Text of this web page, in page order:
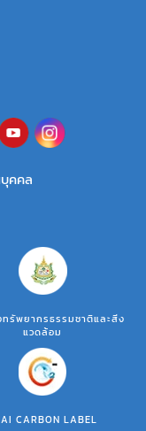
คคล
ทรัพยากรธรรมชาติและสิ่ง
แวดล้อม
CARBON LABEL